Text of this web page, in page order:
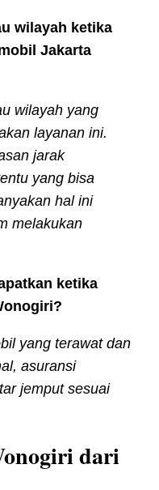
wilayah ketika
Jakarta
wilayah yang
layanan ini.
jarak
yang bisa
hal ini
melakukan
ketika
yang terawat dan
asuransi
jemput sesuai
dari